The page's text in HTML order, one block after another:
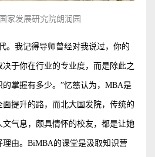
家发展研究院朗润园
。我记得导师曾经对我说过，你的
于你在行业的专业度，而是除此之
掌握有多少。”忆慈认为，MBA是
提升的路，而北大国发院，传统的
气息，颇具情怀的校友，都是让她
由。BiMBA的课堂是汲取知识营